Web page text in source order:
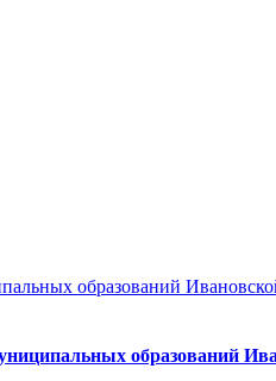
образований
образований